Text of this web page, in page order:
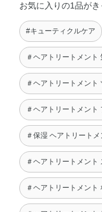
お気に入りの1品がき
#キューティクルケア
＃ヘアトリートメント
＃ヘアトリートメント
＃ヘアトリートメント
＃保湿 ヘアトリートメ
＃ヘアトリートメント
＃ヘアトリートメント